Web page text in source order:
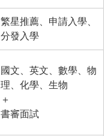
繁星推薦、申請入學、
分發入學
國文、英文、數學、物
理、化學、生物
＋
書審面試